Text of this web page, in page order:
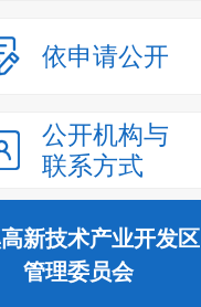
依申请公开
公开机构与
联系方式
新技术产业开发区
管理委员会